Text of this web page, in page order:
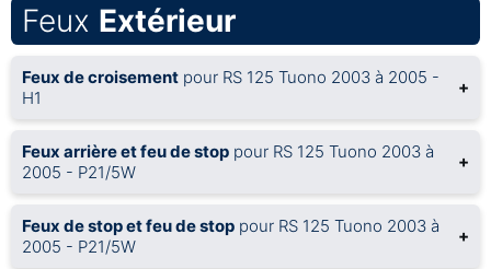
Feux Extérieur
Feux de croisement pour RS 125 Tuono 2003 à 2005 -
H1
+
Feux arrière et feu de stop pour RS 125 Tuono 2003 à
2005 - P21/5W
+
Feux de stop et feu de stop pour RS 125 Tuono 2003 à
2005 - P21/5W
+